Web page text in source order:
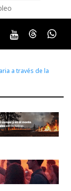
YoutubeThreads
a través de la